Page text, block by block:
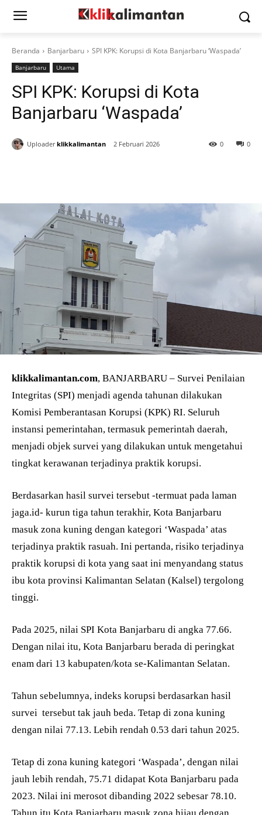
Beranda Banjarbaru SPI KPK: Korupsi di Kota Banjarbaru ‘Waspada’
Banjarbaru Utama
SPI KPK: Korupsi di Kota
Banjarbaru ‘Waspada’
Uploader klikkalimantan 2 Februari 2026 0
0
klikkalimantan.com, BANJARBARU – Survei Penilaian
Integritas (SPI) menjadi agenda tahunan dilakukan
Komisi Pemberantasan Korupsi (KPK) RI. Seluruh
instansi pemerintahan, termasuk pemerintah daerah,
menjadi objek survei yang dilakukan untuk mengetahui
tingkat kerawanan terjadinya praktik korupsi.
Berdasarkan hasil survei tersebut -termuat pada laman
jaga.id- kurun tiga tahun terakhir, Kota Banjarbaru
masuk zona kuning dengan kategori ‘Waspada’ atas
terjadinya praktik rasuah. Ini pertanda, risiko terjadinya
praktik korupsi di kota yang saat ini menyandang status
ibu kota provinsi Kalimantan Selatan (Kalsel) tergolong
tinggi.
Pada 2025, nilai SPI Kota Banjarbaru di angka 77.66.
Dengan nilai itu, Kota Banjarbaru berada di peringkat
enam dari 13 kabupaten/kota se-Kalimantan Selatan.
Tahun sebelumnya, indeks korupsi berdasarkan hasil
survei tersebut tak jauh beda. Tetap di zona kuning
dengan nilai 77.13. Lebih rendah 0.53 dari tahun 2025.
Tetap di zona kuning kategori ‘Waspada’, dengan nilai
jauh lebih rendah, 75.71 didapat Kota Banjarbaru pada
2023. Nilai ini merosot dibanding 2022 sebesar 78.10.
Tahun itu Kota Banjarbaru masuk zona hijau dengan